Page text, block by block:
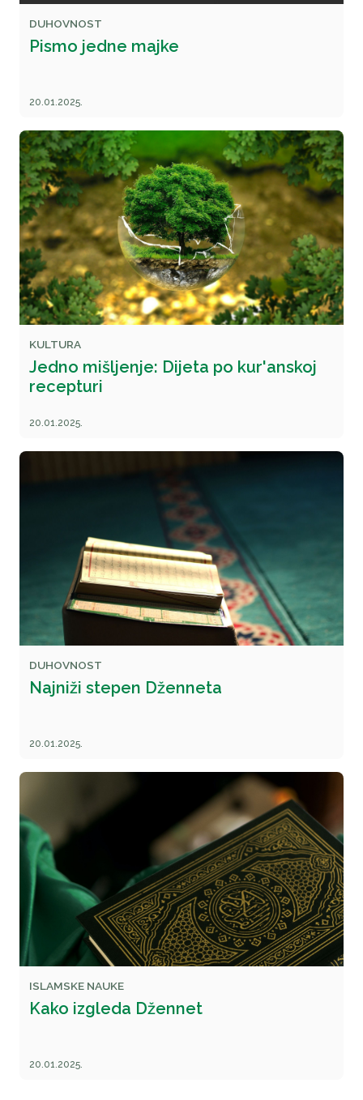
DUHOVNOST
Pismo jedne majke
20.01.2025.
KULTURA
Jedno mišljenje: Dijeta po kur'anskoj
recepturi
20.01.2025.
DUHOVNOST
Najniži stepen Dženneta
20.01.2025.
ISLAMSKE NAUKE
Kako izgleda Džennet
20.01.2025.